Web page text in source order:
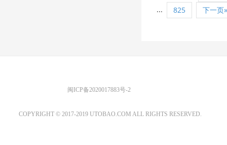
...
825 下一页»
闽ICP备2020017883号-2
COPYRIGHT © 2017-2019 UTOBAO.COM ALL RIGHTS RESERVED.